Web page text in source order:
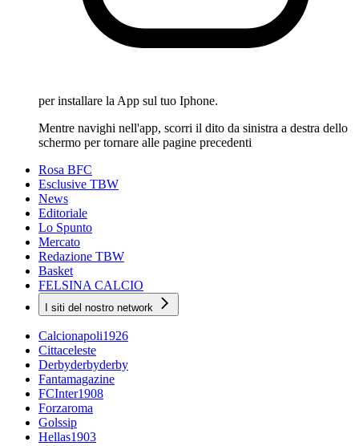
per installare la App sul tuo Iphone.
Mentre navighi nell'app, scorri il dito da sinistra a destra dello
schermo per tornare alle pagine precedenti
Rosa BFC
Esclusive TBW
News
Editoriale
Lo Spunto
Mercato
Redazione TBW
Basket
FELSINA CALCIO
I siti del nostro network
Calcionapoli1926
Cittaceleste
Derbyderbyderby
Fantamagazine
FCInter1908
Forzaroma
Golssip
Hellas1903